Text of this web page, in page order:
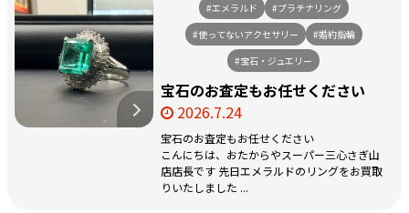
#エメラルド
#プラチナリング
#使ってないアクセサリー
#婚約指輪
#宝石・ジュエリー
宝石のお査定もお任せください
2026.7.24
宝石のお査定もお任せください
こんにちは、おたからやスーパー三心さぎ山
店店長です 先日エメラルドのリングをお買取
りいたしました ...